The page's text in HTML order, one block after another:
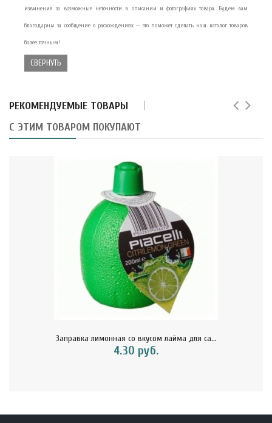
извинения за возможные неточности в описании и фотографиях товара. Будем вам
благодарны за сообщение о расхождениях — это поможет сделать наш каталог товаров
более точным!
СВЕРНУТЬ
РЕКОМЕНДУЕМЫЕ ТОВАРЫ
С ЭТИМ ТОВАРОМ ПОКУПАЮТ
Заправка лимонная со вкусом лайма для са...
4.30 руб.